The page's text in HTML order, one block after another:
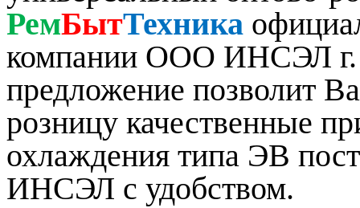
РемБытТехника
компании ООО ИНСЭЛ г.
предложение позволит
розницу качественные
охлаждения типа ЭВ
ИНСЭЛ с удобством.